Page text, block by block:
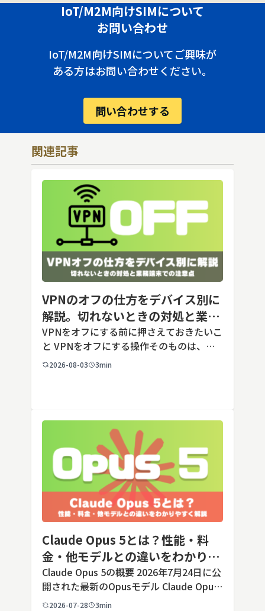
IoT/M2M向けSIMについて
お問い合わせ
IoT/M2M向けSIMについてご興味が
ある方はお問い合わせください。
問い合わせする
関連記事
VPNのオフの仕方をデバイス別に
解説。切れないときの対処と業務
端末での注意点
VPNをオフにする前に押さえておきたいこ
と VPNをオフにする操作そのものは、ど
の端末でも数タップから数クリックで完了
2026-08-03 3min
Claude Opus 5とは？性能・料
金・他モデルとの違いをわかりや
すく解説
Claude Opus 5の概要 2026年7月24日に公
開された最新のOpusモデル Claude Opus
5は、米国のAI企業Anthropic（アンソロピ
2026-07-28 3min